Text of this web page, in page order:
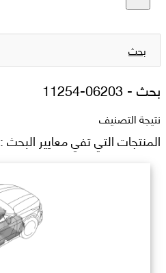
بحث
بحث -11254-06203
نتيجة التصنيف
المنتجات التي تفي معايير البحث : 11254 06203